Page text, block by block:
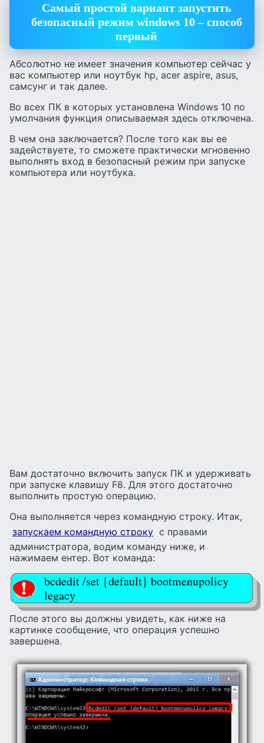
Самый простой вариант запустить
безопасный режим windows 10 – способ
первый
Абсолютно не имеет значения компьютер сейчас у
вас компьютер или ноутбук hp, acer aspire, asus,
самсунг и так далее.
Во всех ПК в которых установлена Windows 10 по
умолчания функция описываемая здесь отключена.
В чем она заключается? После того как вы ее
задействуете, то сможете практически мгновенно
выполнять вход в безопасный режим при запуске
компьютера или ноутбука.
Вам достаточно включить запуск ПК и удерживать
при запуске клавишу F8. Для этого достаточно
выполнить простую операцию.
Она выполняется через командную строку. Итак,
запускаем командную строку с правами
администратора, водим команду ниже, и
нажимаем ентер. Вот команда:
bcdedit /set {default} bootmenupolicy
legacy
После этого вы должны увидеть, как ниже на
картинке сообщение, что операция успешно
завершена.